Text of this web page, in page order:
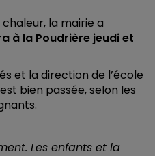
la mairie a
à la Poudrière jeudi et
et la direction de l’école
bien passée, selon les
Les enfants et la